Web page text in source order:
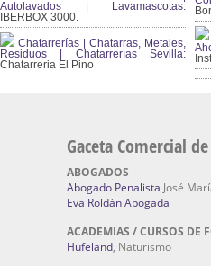
Autolavados | Lavamascotas:
IBERBOX 3000.
Chatarrerías | Chatarras, Metales,
Residuos | Chatarrerías Sevilla:
Chatarreria El Pino
Gaceta Comercial
ABOGADOS
Abogado Penalista José
Eva Roldán Abogada
ACADEMIAS / CURSOS DE
Hufeland, Naturismo